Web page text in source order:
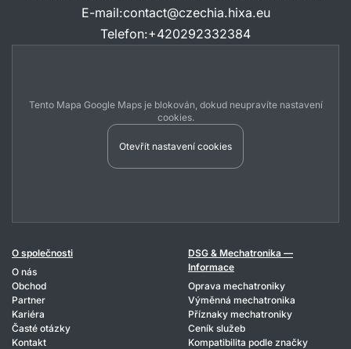
E-mail:contact@czechia.hixa.eu
Telefon:+420292332384
Tento Mapa Google Maps je blokován, dokud neupravíte nastavení
cookies.
Otevřít nastavení cookies
O společnosti
O nás
Obchod
Partner
Kariéra
Časté otázky
Kontakt
DSG & Mechatronika —
Informace
Oprava mechatroniky
Výměnná mechatronika
Příznaky mechatroniky
Ceník služeb
Kompatibilita podle značky